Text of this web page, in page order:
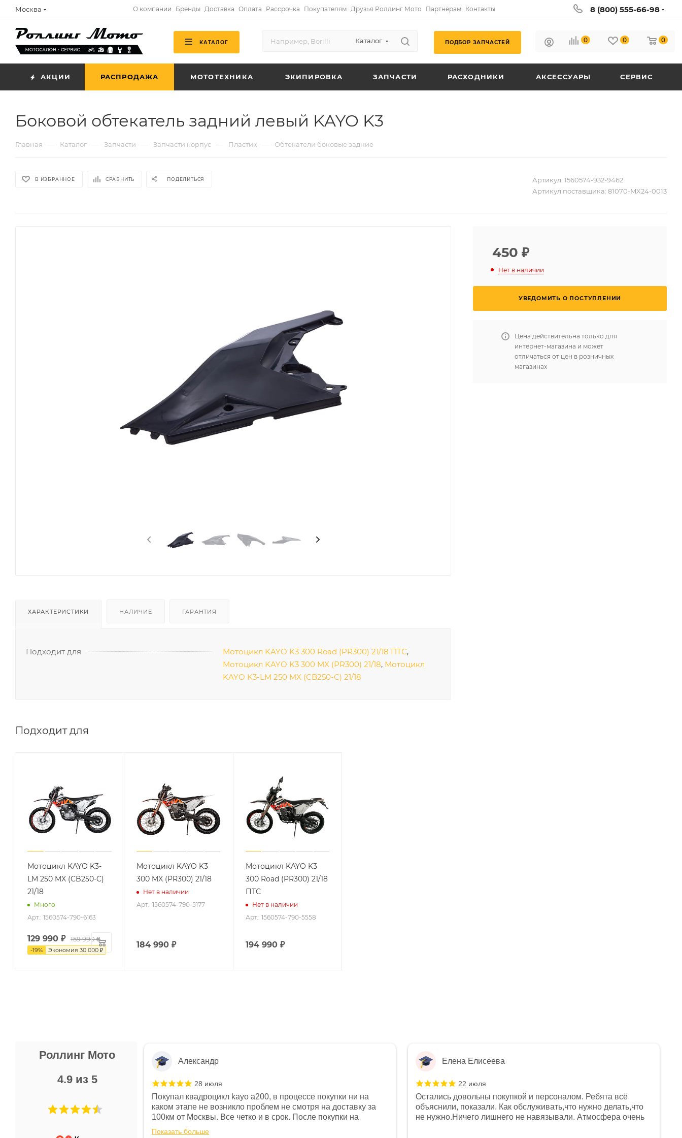
Москва О компании Бренды Доставка Оплата Рассрочка Покупателям Друзья Роллинг Мото Партнёрам Контакты 8 (800) 555-66-98
КАТАЛОГ Каталог ПОДБОР ЗАПЧАСТЕЙ 0 0 0
АКЦИИ РАСПРОДАЖА МОТОТЕХНИКА ЭКИПИРОВКА ЗАПЧАСТИ РАСХОДНИКИ АКСЕССУАРЫ СЕРВИС
Боковой обтекатель задний левый KAYO K3
Главная — Каталог — Запчасти — Запчасти корпус — Пластик — Обтекатели боковые задние
В ИЗБРАННОЕ СРАВНИТЬ ПОДЕЛИТЬСЯ Артикул: 1560574-932-9462
Артикул поставщика: 81070-MX24-0013
ХАРАКТЕРИСТИКИ НАЛИЧИЕ ГАРАНТИЯ
Подходит для Мотоцикл KAYO K3 300 Road (PR300) 21/18 ПТС,
Мотоцикл KAYO K3 300 MX (PR300) 21/18, Мотоцикл
KAYO K3-LM 250 MX (CB250-C) 21/18
Подходит для
Мотоцикл KAYO K3-
LM 250 MX (CB250-C)
21/18
Много
Арт.: 1560574-790-6163
129 990 ₽ 159 990₽
-19% Экономия 30 000 ₽
Мотоцикл KAYO K3
300 MX (PR300) 21/18
Нет в наличии
Арт.: 1560574-790-5177
184 990₽
Мотоцикл KAYO K3
300 Road (PR300) 21/18
ПТС
Нет в наличии
Арт.: 1560574-790-5558
194 990₽
450 ₽
Нет в наличии
УВЕДОМИТЬ О ПОСТУПЛЕНИИ
Цена действительна только для
интернет-магазина и может
отличаться от цен в розничных
магазинах
Роллинг Мото
4.9 из 5
Не понравились условия
и дают только на год)
Александр
28 июля
Покупал квадроцикл kayo a200, в процессе покупки ни на
каком этапе не возникло проблем не смотря на доставку за
100км от Москвы. Все четко и в срок. После покупки на
спидометре всегда был 0, при этом представители магазина
Показать больше
Елена Елисеева
22 июля
Остались довольны покупкой и персоналом. Ребята всё
объяснили, показали. Как обслуживать,что нужно делать,что
не нужно.Ничего лишнего не навязывали. Атмосфера очень